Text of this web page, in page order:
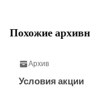
Похожие
Архив
Условия акции